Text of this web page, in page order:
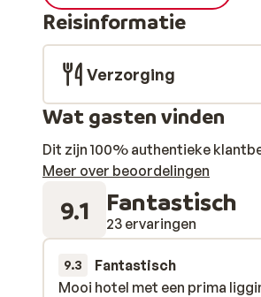
Reisinformatie
Verzorging
Wat gasten vinden
Dit zijn 100% authentieke
Meer over beoordelingen
9.1 Fantastisch
23 ervaringen
9.3 Fantastisch
Mooi hotel met een prima
Mooi hotel met een prima